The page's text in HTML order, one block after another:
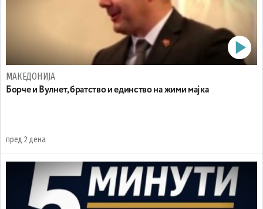
МАКЕДОНИЈА
Борче и Вулнет, братство и единство на жими мајка
пред 2 дена